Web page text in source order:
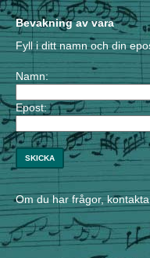
Bevakning av vara
Fyll i ditt namn och din
Namn:
Epost:
SKICKA
Om du har frågor,